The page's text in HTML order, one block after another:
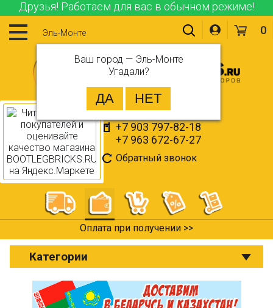
Друзья! Работаем для вас в обычном режиме!
Эль-Монте
Ваш город — Эль-Монте
Угадали?
+7 903 797-82-18
+7 963 672-67-27
Обратный звонок
0
Оплата при получении >>
Категории